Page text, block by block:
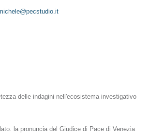
delle indagini nell'ecosistema investigativo
la pronuncia del Giudice di Pace di Venezia